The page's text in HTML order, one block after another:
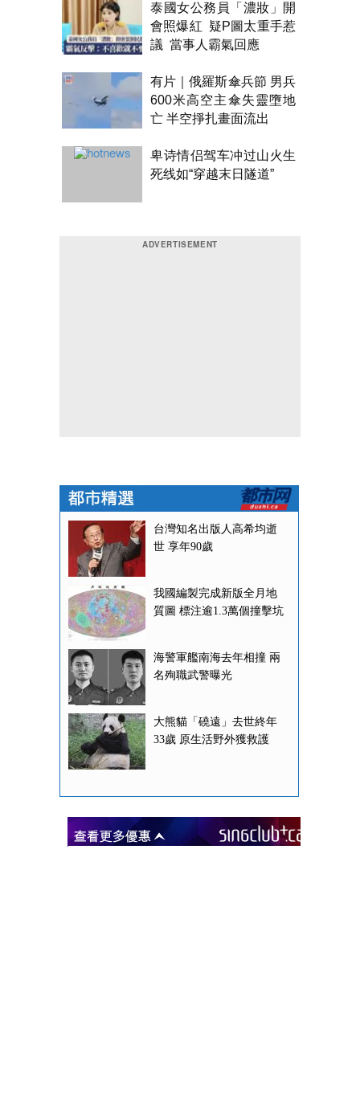
泰國女公務員「濃妝」開
會照爆紅 疑P圖太重手惹
議 當事人霸氣回應
有片｜俄羅斯傘兵節 男兵
600米高空主傘失靈墮地
亡 半空掙扎畫面流出
卑诗情侣驾车冲过山火生
死线如“穿越末日隧道”